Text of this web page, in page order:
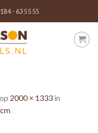
- 63 55 55
op 2000 × 1333 in